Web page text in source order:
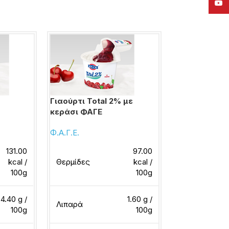
131.00
kcal /
100g
4.40 g /
100g
Γιαούρτι Total 2% με
κεράσι ΦΑΓΕ
Φ.Α.Γ.Ε.
Θερμίδες
97.00
kcal /
100g
Λιπαρά
1.60 g /
100g